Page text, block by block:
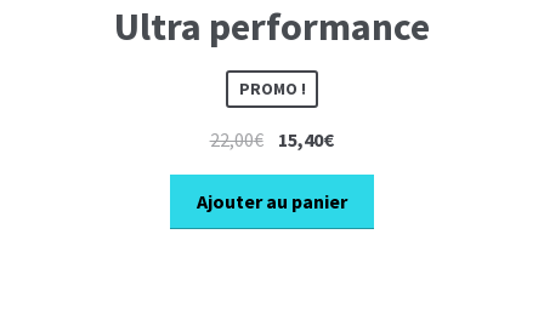
Ultra performance
PROMO !
22,00€ Le
prix
initial
était :
15,40€Le
prix
actuel
est :
Ajouter au panier